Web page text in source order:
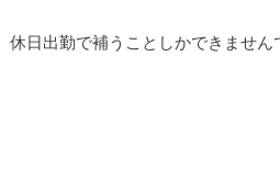
休日出勤で補うことしかできません